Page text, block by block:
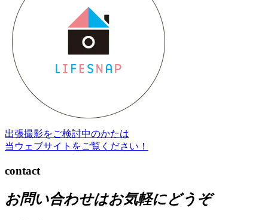
出張撮影をご検討中のかたは
当ウェブサイトをご覧ください！
contact
お問い合わせはお気軽にどうぞ